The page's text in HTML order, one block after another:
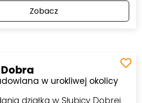
Zobacz
w urokliwej okolicy
działka w Słubicy Dobrej,